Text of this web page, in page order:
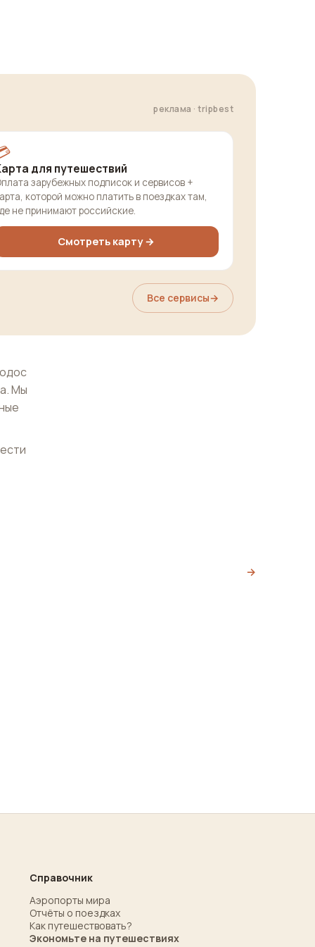
реклама · tripbest
для путешествий
зарубежных подписок и сервисов +
которой можно платить в поездках там,
не принимают российские.
Смотреть карту →
Все сервисы→
Мы
→
Справочник
Аэропорты мира
Отчёты о поездках
Как путешествовать?
Экономьте на путешествиях